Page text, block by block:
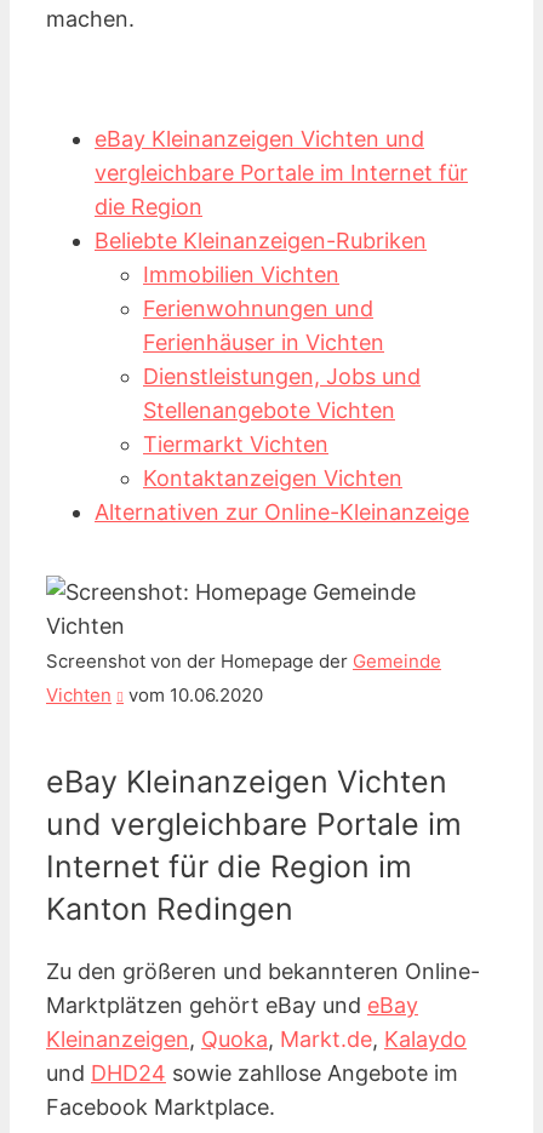
machen.
eBay Kleinanzeigen Vichten und
vergleichbare Portale im Internet für
die Region
Beliebte Kleinanzeigen-Rubriken
Immobilien Vichten
Ferienwohnungen und
Ferienhäuser in Vichten
Dienstleistungen, Jobs und
Stellenangebote Vichten
Tiermarkt Vichten
Kontaktanzeigen Vichten
Alternativen zur Online-Kleinanzeige
Screenshot von der Homepage der Gemeinde
Vichten
vom 10.06.2020
eBay Kleinanzeigen Vichten
und vergleichbare Portale im
Internet für die Region im
Kanton Redingen
Zu den größeren und bekannteren Online-
Marktplätzen gehört eBay und eBay
Kleinanzeigen, Quoka, Markt.de, Kalaydo
und DHD24 sowie zahllose Angebote im
Facebook Marktplace.